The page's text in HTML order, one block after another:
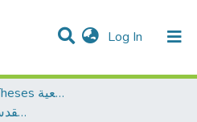
Log In (current)
& Collections
DSpace
Dissertations & Theses الرسائل الجامعية
AQU Master Theses الرسائل الجامعية الخاصة بجامعة القدس